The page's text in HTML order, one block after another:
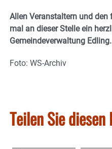
Allen Veranstaltern und
mal an dieser Stelle ein
Gemeindeverwaltung Edling.
Foto: WS-Archiv
Teilen Sie